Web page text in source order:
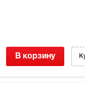
В корзину